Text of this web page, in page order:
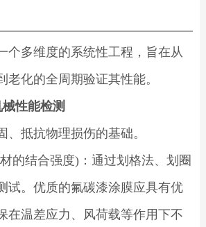
个多维度的系统性工程，旨在从
老化的全周期验证其性能。
性能检测
、抵抗物理损伤的基础。
的结合强度)：通过划格法、划圈
试。优质的氟碳漆涂膜应具有优
在温差应力、风荷载等作用下不